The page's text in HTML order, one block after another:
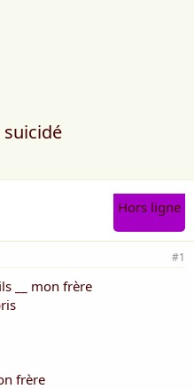
Hors ligne
#1
__ mon frère
frère